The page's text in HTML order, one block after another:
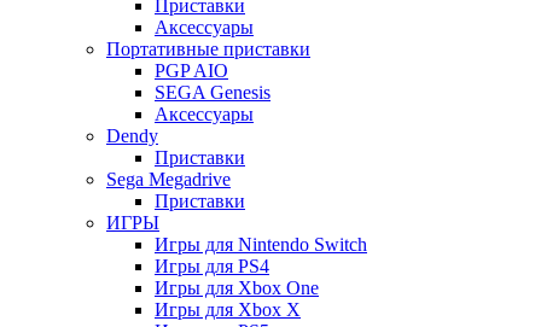
Приставки
Аксессуары
Портативные приставки
PGP AIO
SEGA Genesis
Аксессуары
Dendy
Приставки
Sega Megadrive
Приставки
ИГРЫ
Игры для Nintendo Switch
Игры для PS4
Игры для Xbox One
Игры для Xbox X